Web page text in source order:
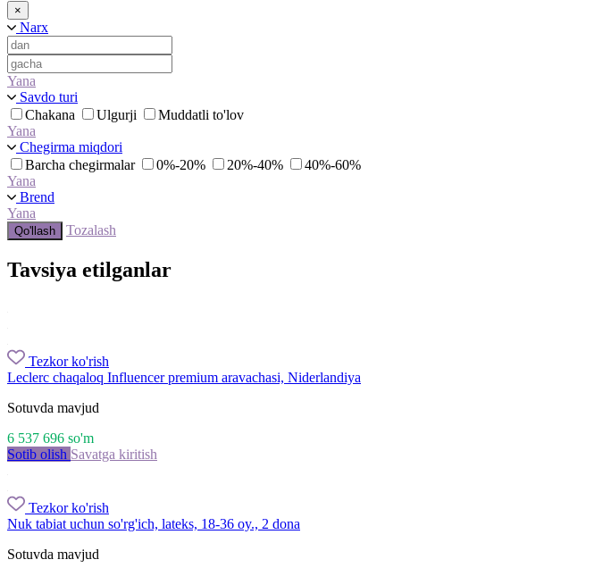
×
Narx
Yana
Savdo turi
Chakana
Ulgurji
Muddatli to'lov
Yana
Chegirma miqdori
Barcha chegirmalar
0%-20% 20%-40%
40%-60%
Yana
Brend
Yana
Qo'llash Tozalash
Tavsiya etilganlar
Tezkor ko'rish
Leclerc chaqaloq Influencer premium aravachasi, Niderlandiya
Sotuvda mavjud
6 537 696 so'm
Sotib olish Savatga kiritish
Tezkor ko'rish
Nuk tabiat uchun so'rg'ich, lateks, 18-36 oy., 2 dona
Sotuvda mavjud